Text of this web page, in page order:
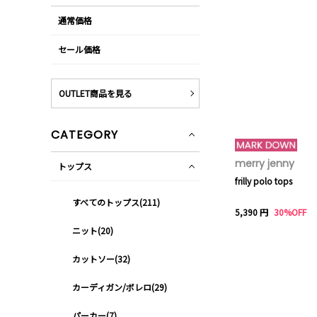
merry jenny
frilly polo tops
5,390 円 30%OFF
通常価格
セール価格
OUTLET商品を見る
CATEGORY
トップス
すべてのトップス(211)
ニット(20)
カットソー(32)
カーディガン/ボレロ(29)